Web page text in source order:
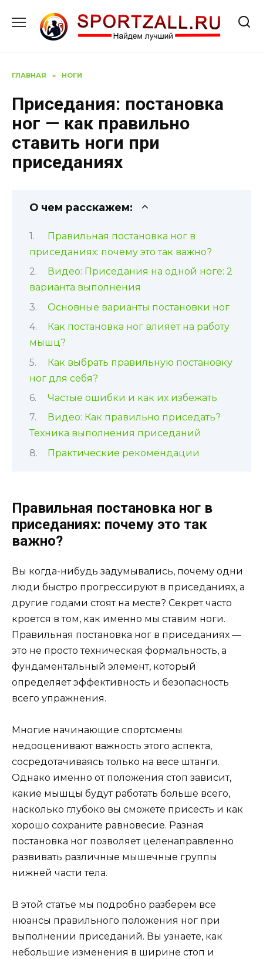
содержанию
ГЛАВНАЯ » НОГИ
Приседания: постановка
ног — как правильно
ставить ноги при
приседаниях
О чем расскажем:
Правильная постановка ног в
приседаниях: почему это так важно?
Видео: Приседания на одной ноге: 2
варианта выполнения
Основные варианты постановки ног
Как постановка ног влияет на работу
мышц?
Как выбрать правильную постановку
ног для себя?
Частые ошибки и как их избежать
Видео: Как правильно приседать?
Техника выполнения приседаний
Практические рекомендации
Правильная постановка ног в
приседаниях: почему это так
важно?
Вы когда-нибудь задумывались, почему одни
люди быстро прогрессируют в приседаниях, а
другие годами стоят на месте? Секрет часто
кроется в том, как именно мы ставим ноги.
Правильная постановка ног в приседаниях —
это не просто техническая формальность, а
фундаментальный элемент, который
определяет эффективность и безопасность
всего упражнения.
Многие начинающие спортсмены
недооценивают важность этого аспекта,
сосредотачиваясь только на весе штанги.
Однако именно от положения стоп зависит,
какие мышцы будут работать больше всего,
насколько глубоко вы сможете присесть и как
хорошо сохраните равновесие. Разная
постановка ног позволяет целенаправленно
развивать различные мышечные группы
нижней части тела.
В этой статье мы подробно разберем все
нюансы правильного положения ног при
выполнении приседаний. Вы узнаете, как
небольшие изменения в ширине стоп и